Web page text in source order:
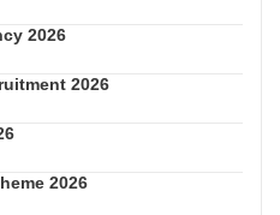
2026
2026
2026